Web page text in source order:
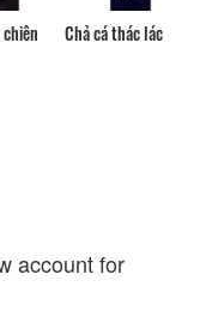
Chả cá thác lác
account for